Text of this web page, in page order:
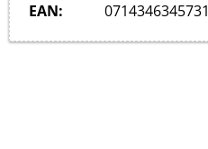
EAN: 0714346345731